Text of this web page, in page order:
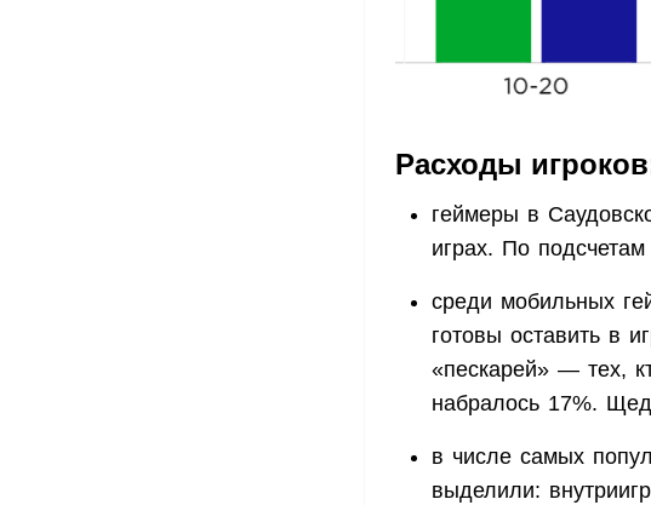
Расходы
геймеры в
играх. По
среди мобильных
готовы оставить в
«пескарей» — тех,
набралось 17%.
в числе самых
выделили: